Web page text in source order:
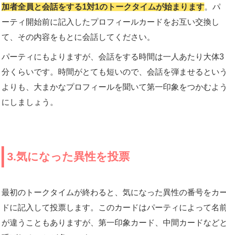
加者全員と会話をする1対1のトークタイムが始まります。パ
ーティ開始前に記入したプロフィールカードをお互い交換し
て、その内容をもとに会話してください。
パーティにもよりますが、会話をする時間は一人あたり大体3
分くらいです。時間がとても短いので、会話を弾ませるとい
よりも、大まかなプロフィールを聞いて第一印象をつかむよ
にしましょう。
3.気になった異性を投票
最初のトークタイムが終わると、気になった異性の番号をカ
ドに記入して投票します。このカードはパーティによって名
が違うこともありますが、第一印象カード、中間カードなど